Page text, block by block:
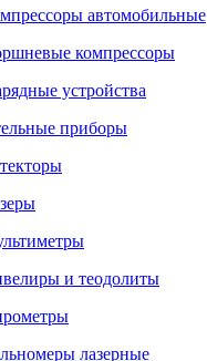
автомобильные
компрессоры
устройства
приборы
и теодолиты
лазерные